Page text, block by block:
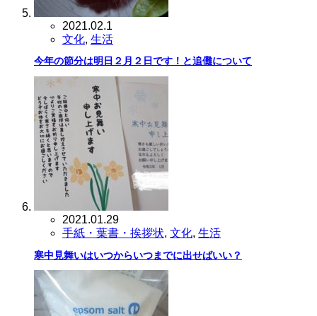
2021.02.1
文化, 生活
今年の節分は明日２月２日です！と追儺について
2021.01.29
手紙・葉書・挨拶状, 文化, 生活
寒中見舞いはいつからいつまでに出せばいい？